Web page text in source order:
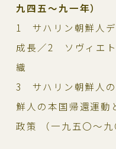
九四五～九一年）
1 サハリン朝鮮人
成長／2 ソヴィエ
織
3 サハリン朝鮮人
鮮人の本国帰還運動
政策 （一九五〇～